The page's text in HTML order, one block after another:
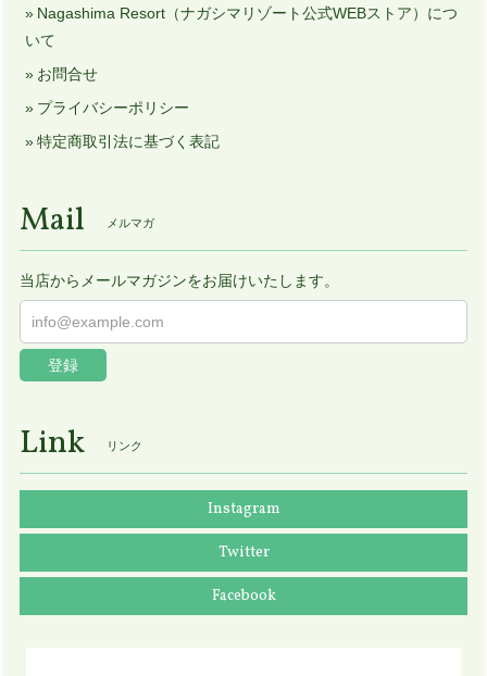
Nagashima Resort（ナガシマリゾート公式WEBストア）につ
いて
お問合せ
プライバシーポリシー
特定商取引法に基づく表記
Mail メルマガ
当店からメールマガジンをお届けいたします。
登録
Link リンク
Instagram
Twitter
Facebook